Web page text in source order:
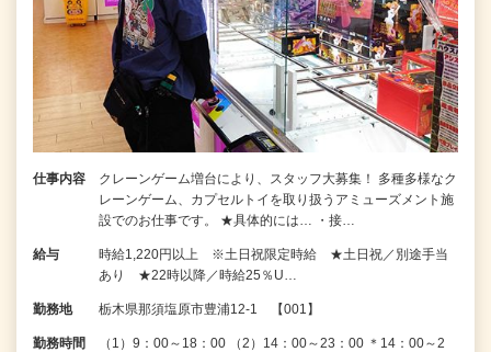
仕事内容
クレーンゲーム増台により、スタッフ大募集！ 多種多様なク
レーンゲーム、カプセルトイを取り扱うアミューズメント施
設でのお仕事です。 ★具体的には… ・接…
給与
時給1,220円以上 ※土日祝限定時給 ★土日祝／別途手当
あり ★22時以降／時給25％U…
勤務地 栃木県那須塩原市豊浦12-1 【001】
勤務時間
（1）9：00～18：00 （2）14：00～23：00 ＊14：00～2